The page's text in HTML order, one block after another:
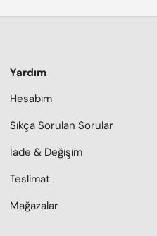
Yardım
Hesabım
Sıkça Sorulan Sorular
İade & Değişim
Teslimat
Mağazalar